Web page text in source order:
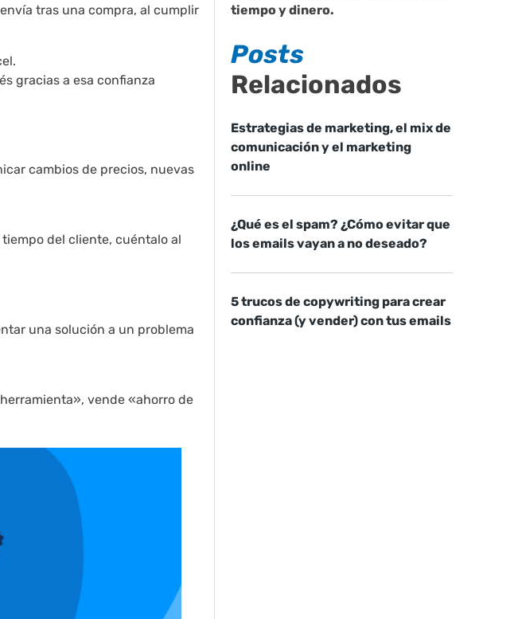
tras una compra, al cumplir
gracias a esa confianza
cambios de precios, nuevas
del cliente, cuéntalo al
una solución a un problema
vende «ahorro de
tiempo y dinero.
Posts
Relacionados
Estrategias de marketing, el mix de
comunicación y el marketing
online
¿Qué es el spam? ¿Cómo evitar que
los emails vayan a no deseado?
5 trucos de copywriting para crear
confianza (y vender) con tus emails